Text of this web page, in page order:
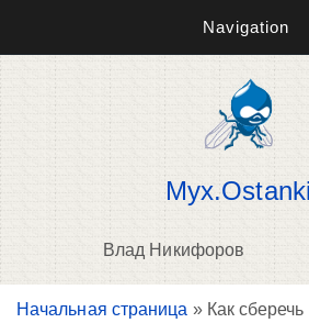
Navigation
Влад Никифоров
Вы здесь
Начальная страница » Как